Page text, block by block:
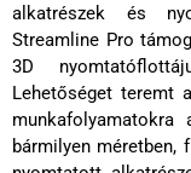
alkatrészek és
Streamline Pro
3D
Lehetőséget teremt
munkafolyamatokra
bármilyen méretben,